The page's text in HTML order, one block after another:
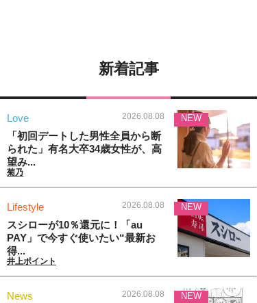
新着記事
Love 2026.08.08
「初回デートした男性全員から断
られた」有名大卒34歳女性が、高
望み...
菊乃
NEW
Lifestyle 2026.08.08
スシローが10％還元に！「au
PAY」で今すぐ使いたい“最新お
得...
井上ポイント
NEW
News 2026.08.08 NEW